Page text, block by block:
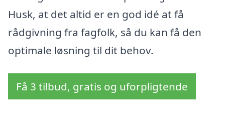
Husk, at det altid er en god idé at få
rådgivning fra fagfolk, så du kan få den
optimale løsning til dit behov.
Få 3 tilbud, gratis og uforpligtende